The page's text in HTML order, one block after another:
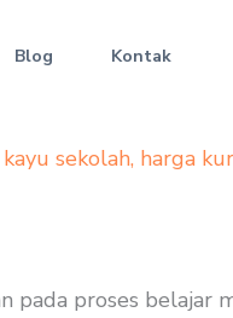
Blog Kontak
sekolah, harga
proses belajar